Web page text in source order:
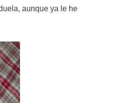
aunque ya le he